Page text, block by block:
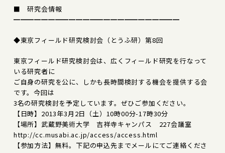
■ 研究会情報
━━━━━━━━━━━━━━━━━━━━━━━━
◆東京フィールド研究検討会（とうふ研）第8回
東京フィールド研究検討会は、広くフィールド研究を行なって
いる研究者に
ご自身の研究を公に、しかも長時間検討する機会を提供する会
です。今回は
3名の研究検討を予定しています。ぜひご参加ください。
【日時】2013年3月2日（土）10時00分-17時30分
【場所】武蔵野美術大学 吉祥寺キャンパス 227会議室
http://cc.musabi.ac.jp/access/access.html
【参加方法】無料。下記の申込先までメールにてご連絡くださ